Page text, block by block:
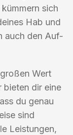
sich
Hab und
auch den Auf-
Wert
bieten dir eine
du genau
sind
Leistungen,